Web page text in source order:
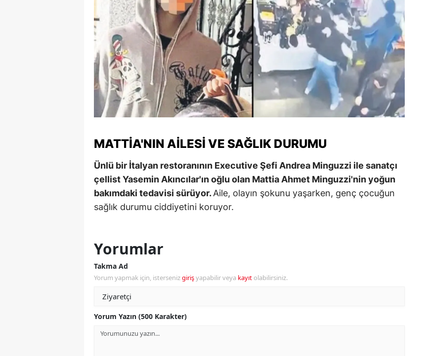
Siirt
Sinop
Sivas
Tekirdağ
Tokat
Trabzon
Uşak
Van
Yozgat
Bayburt
MATTIA'NIN AILESI VE SAĞLIK DURUMU
Ünlü bir İtalyan restoranının Executive Şefi Andrea Minguzzi ile sanatçı
çellist Yasemin Akıncılar'ın oğlu olan Mattia Ahmet Minguzzi'nin yoğun
bakımdaki tedavisi sürüyor.Aile, olayın şokunu yaşarken, genç çocuğun
sağlık durumu ciddiyetini koruyor.
Yorumlar
Takma Ad
Yorum yapmak için, istersenizgirişyapabilir veya kayıt olabilirsiniz.
Yorum Yazın (500 Karakter)